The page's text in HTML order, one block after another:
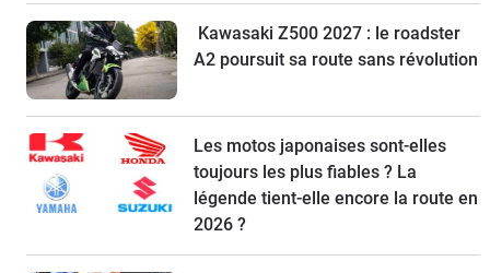
Kawasaki Z500 2027 : le roadster
A2 poursuit sa route sans révolution
Les motos japonaises sont-elles
toujours les plus fiables ? La
légende tient-elle encore la route en
2026 ?